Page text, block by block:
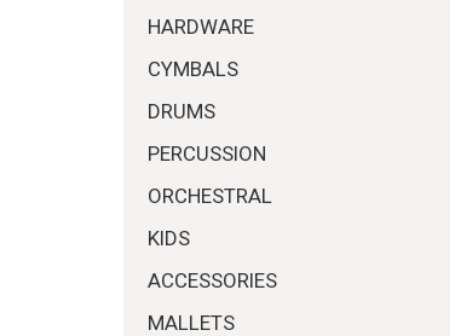
HARDWARE
CYMBALS
DRUMS
PERCUSSION
ORCHESTRAL
KIDS
ACCESSORIES
MALLETS